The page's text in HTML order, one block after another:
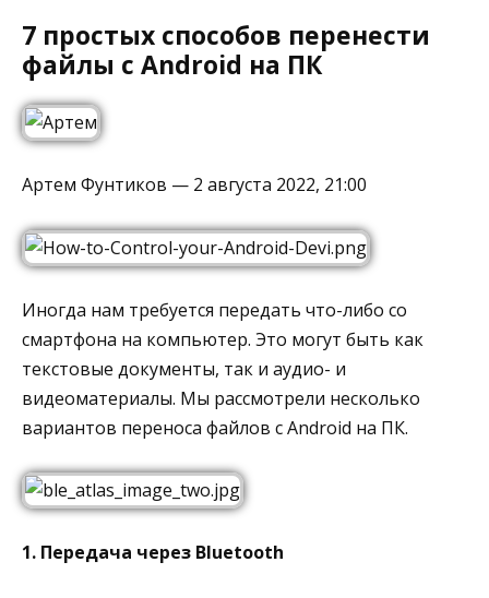
7 простых способов перенести
файлы с Android на ПК
Артем Фунтиков — 2 августа 2022, 21:00
Иногда нам требуется передать что-либо со
смартфона на компьютер. Это могут быть как
текстовые документы, так и аудио- и
видеоматериалы. Мы рассмотрели несколько
вариантов переноса файлов с Android на ПК.
1. Передача через Bluetooth